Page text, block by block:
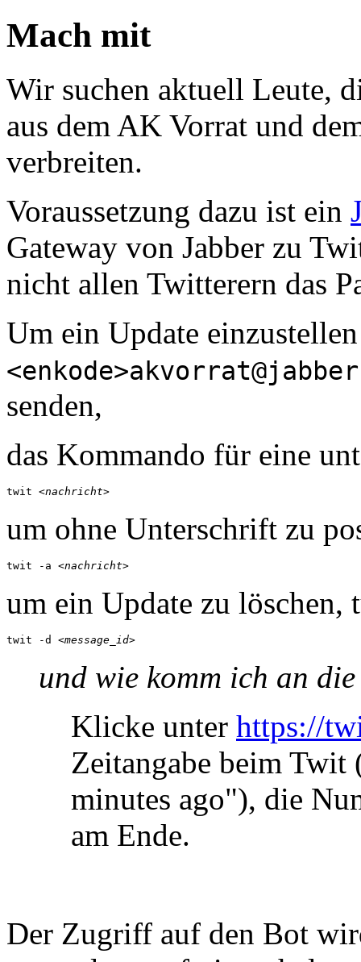
Mach mit
Wir suchen aktuell Leute,
aus dem AK Vorrat und
verbreiten.
Voraussetzung dazu ist ein
Gateway von Jabber zu
nicht allen Twitterern das
Um ein Update
senden,
das Kommando für eine
twit <nachricht>
um ohne Unterschrift zu
twit -a <nachricht>
um ein Update zu löschen,
twit -d <message_id>
und wie komm ich an
Klicke unter https://
Zeitangabe beim
minutes ago"), die
am Ende.
Der Zugriff auf den Bot